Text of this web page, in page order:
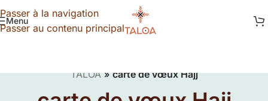
Passer à la navigation
Passer au contenu principal
Menu
TALOA»carte de vœux Hajj